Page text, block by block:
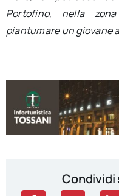
Portofino, nella
piantumare un giovane
Condividi